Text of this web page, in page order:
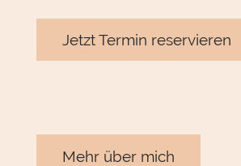
Jetzt Termin reservieren
Mehr über mich